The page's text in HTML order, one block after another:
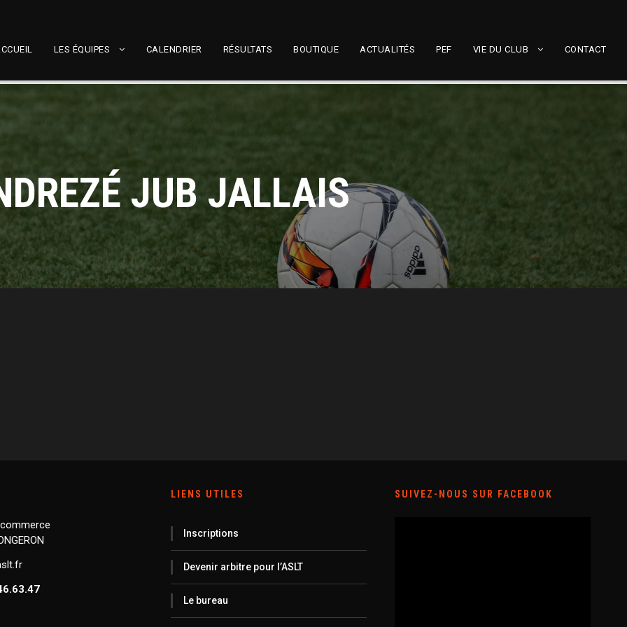
LES ÉQUIPES CALENDRIER RÉSULTATS BOUTIQUE ACTUALITÉS PEF VIE DU CLUB CONTACT
JUB JALLAIS
LIENS UTILES
Inscriptions
Devenir arbitre pour l’ASLT
Le bureau
SUIVEZ-NOUS SUR FACEBOOK